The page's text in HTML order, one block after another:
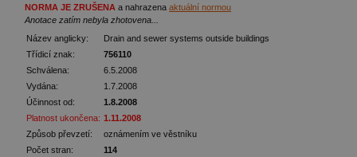
NORMA JE ZRUŠENA a nahrazena aktuální normou
Anotace zatím nebyla zhotovena...
Název anglicky:
Drain and sewer systems outside buildings
Třídicí znak:
756110
Schválena:
6.5.2008
Vydána:
1.7.2008
Účinnost od:
1.8.2008
Platnost ukončena: 1.11.2008
Způsob převzetí:
oznámením ve věstníku
Počet stran:
114